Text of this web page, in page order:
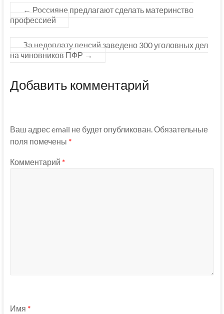
← Россияне предлагают сделать материнство
профессией
За недоплату пенсий заведено 300 уголовных дел
на чиновников ПФР →
Добавить комментарий
Ваш адрес email не будет опубликован. Обязательные
поля помечены *
Комментарий *
Имя *